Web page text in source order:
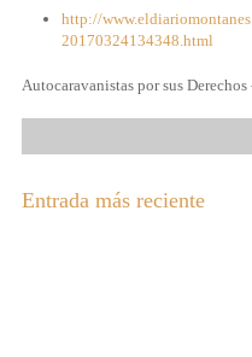
http://
20170324134348.html
Autocaravanistas por sus Derechos
Entrada más reciente